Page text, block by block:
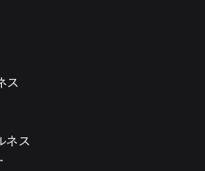
ス
ネス